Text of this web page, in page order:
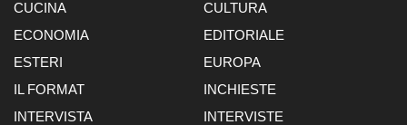
CUCINA
CULTURA
ECONOMIA
EDITORIALE
ESTERI
EUROPA
IL FORMAT
INCHIESTE
INTERVISTA
INTERVISTE